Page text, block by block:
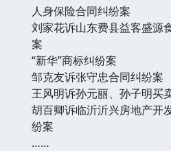
人身保险合同纠纷案
刘家花诉山东费县益客盛源
案
“新华”商标纠纷案
邹克友诉张守忠合同纠纷案
王风明诉孙元丽、孙子明买
胡百卿诉临沂沂兴房地产开
纷案
……